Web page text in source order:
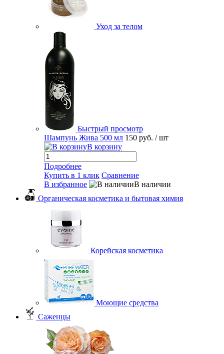
Уход за телом
Быстрый просмотр
Шампунь Жива 500 мл 150 руб. / шт
В корзину
Подробнее
Купить в 1 клик Сравнение
В избранное
В наличии
Органическая косметика и бытовая химия
Корейская косметика
Моющие средства
Саженцы